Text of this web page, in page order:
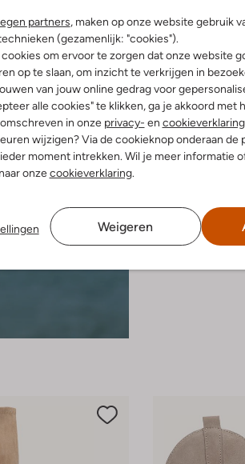
partners, maken op onze website gebruik
(gezamenlijk: "cookies").
om ervoor te zorgen dat onze website
op te slaan, om inzicht te verkrijgen in
van jouw online gedrag voor
alle cookies" te klikken, ga je akkoord met
in onze privacy- en cookieverklaring
wijzigen? Via de cookieknop onderaan de
moment intrekken. Wil je meer informatie
onzecookieverklaring.
Weigeren